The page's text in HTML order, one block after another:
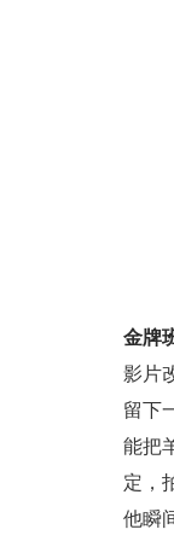
金牌
影片
留下
能把
定，
他瞬